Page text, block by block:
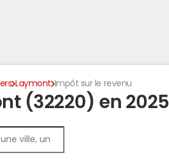
Laymont Impôt sur le revenu
(32220) en 2025